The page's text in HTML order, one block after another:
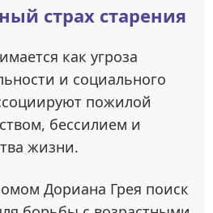
страх старения
как угроза
и социального
пожилой
бессилием и
жизни.
Дориана Грея поиск